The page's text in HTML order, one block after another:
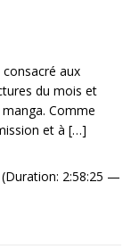
aux
du mois et
Comme
et à […]
(Duration: 2:58:25 —